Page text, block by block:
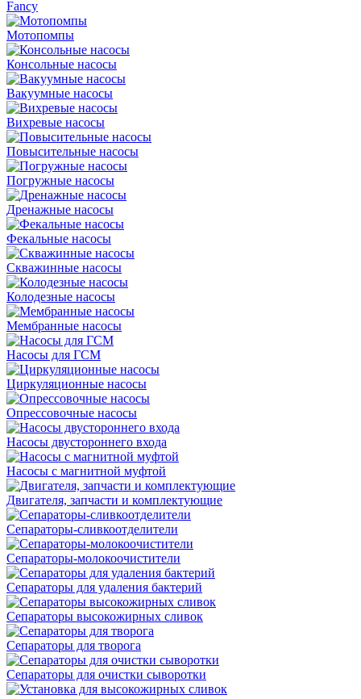
Fancy
Мотопомпы
Консольные насосы
Вакуумные насосы
Вихревые насосы
Повысительные насосы
Погружные насосы
Дренажные насосы
Фекальные насосы
Скважинные насосы
Колодезные насосы
Мембранные насосы
Насосы для ГСМ
Циркуляционные насосы
Опрессовочные насосы
Насосы двустороннего входа
Насосы с магнитной муфтой
Двигателя, запчасти и комплектующие
Сепараторы-сливкоотделители
Сепараторы-молокоочистители
Сепараторы для удаления бактерий
Сепараторы высокожирных сливок
Сепараторы для творога
Сепараторы для очистки сыворотки